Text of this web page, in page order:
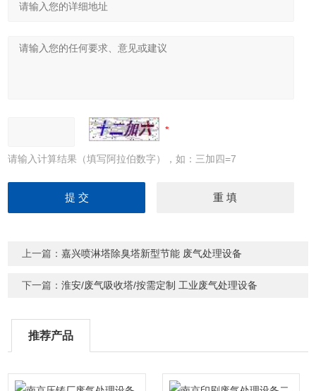
请输入计算结果（填写阿拉伯数字），如：三加四=7
上一篇：嘉兴喷淋塔除臭塔新型节能 废气处理设备
下一篇：淮安/废气吸收塔/按需定制 工业废气处理设备
推荐产品